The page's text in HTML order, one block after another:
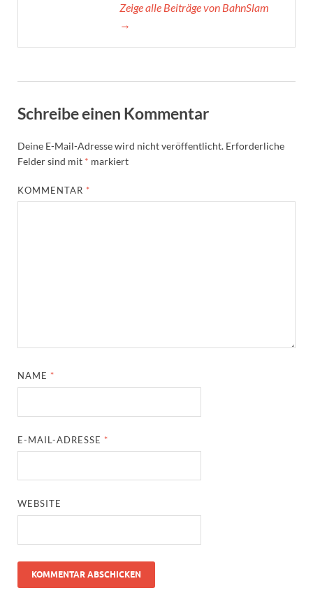
Zeige alle Beiträge von BahnSlam
→
Schreibe einen Kommentar
Deine E-Mail-Adresse wird nicht veröffentlicht. Erforderliche
Felder sind mit * markiert
KOMMENTAR *
NAME *
E-MAIL-ADRESSE *
WEBSITE